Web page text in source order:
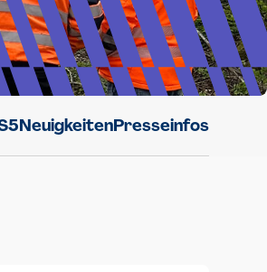
NeuigkeitenPresseinfos